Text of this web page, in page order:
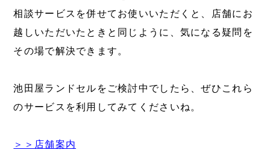
相談サービスを併せてお使いいただくと、店舗にお
越しいただいたときと同じように、気になる疑問を
その場で解決できます。
池田屋ランドセルをご検討中でしたら、ぜひこれら
のサービスを利用してみてくださいね。
＞＞店舗案内